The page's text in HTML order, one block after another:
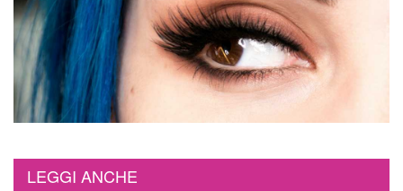
LEGGI ANCHE